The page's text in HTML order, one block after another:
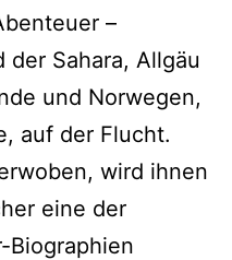
–
Sahara, Allgäu
und Norwegen,
auf der Flucht.
wird ihnen
eine der
Bio­graphien